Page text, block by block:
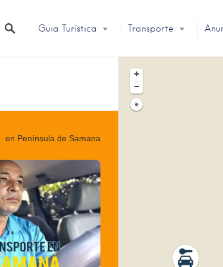
Guia Turística Transporte
en Península de Samana
+
−